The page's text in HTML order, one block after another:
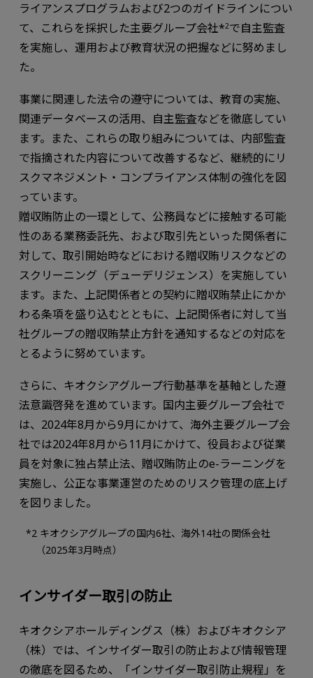
ライアンスプログラムおよび2つのガイドラインについ
て、これらを採択した主要グループ会社*2で自主監査
を実施し、運用および教育状況の把握などに努めまし
た。
事業に関連した法令の遵守については、教育の実施、
関連データベースの活用、自主監査などを徹底してい
ます。また、これらの取り組みについては、内部監査
で指摘された内容について改善するなど、継続的にリ
スクマネジメント・コンプライアンス体制の強化を図
っています。
贈収賄防止の一環として、公務員などに接触する可能
性のある業務委託先、および取引先といった関係者に
対して、取引開始時などにおける贈収賄リスクなどの
スクリーニング（デューデリジェンス）を実施してい
ます。また、上記関係者との契約に贈収賄禁止にかか
わる条項を盛り込むとともに、上記関係者に対して当
社グループの贈収賄禁止方針を通知するなどの対応を
とるように努めています。
さらに、キオクシアグループ行動基準を基軸とした遵
法意識啓発を進めています。国内主要グループ会社で
は、2024年8月から9月にかけて、海外主要グループ会
社では2024年8月から11月にかけて、役員および従業
員を対象に独占禁止法、贈収賄防止のe-ラーニングを
実施し、公正な事業運営のためのリスク管理の底上げ
を図りました。
*2 キオクシアグループの国内6社、海外14社の関係会社
（2025年3月時点）
インサイダー取引の防止
キオクシアホールディングス（株）およびキオクシア
（株）では、インサイダー取引の防止および情報管理
の徹底を図るため、「インサイダー取引防止規程」を